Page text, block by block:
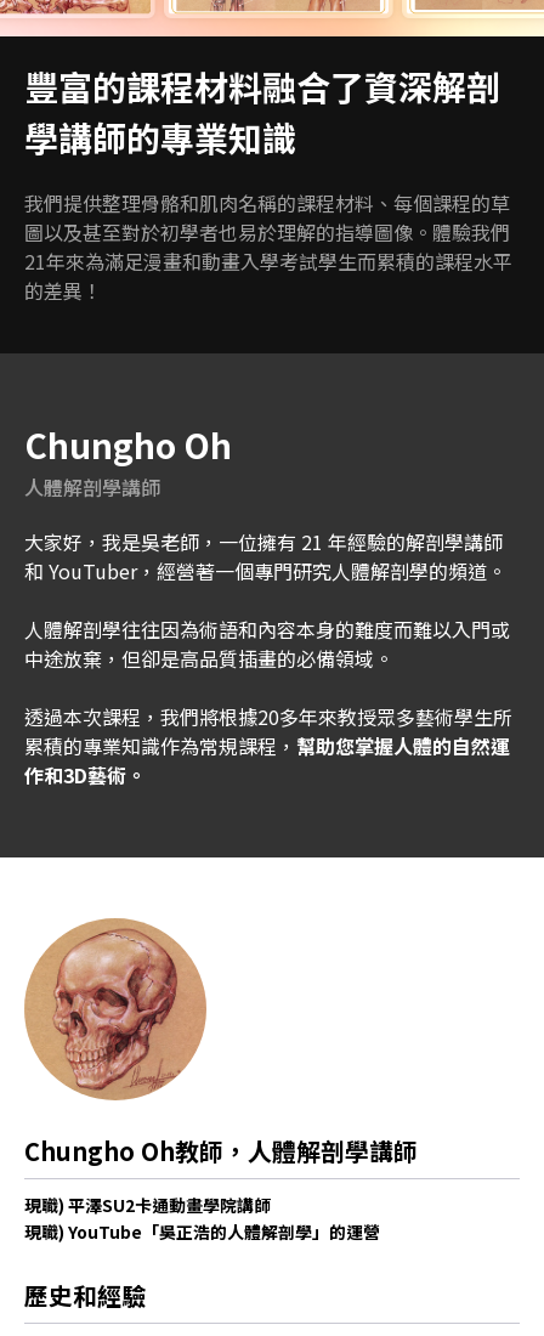
豐富的課程材料融合了資深解剖
學講師的專業知識
我們提供整理骨骼和肌肉名稱的課程材料、每個課程的草
圖以及甚至對於初學者也易於理解的指導圖像。體驗我們
21年來為滿足漫畫和動畫入學考試學生而累積的課程水平
的差異！
人體解剖學講師
Chungho Oh
大家好，我是吳老師，一位擁有 21 年經驗的解剖學講師
和 YouTuber，經營著一個專門研究人體解剖學的頻道。
人體解剖學往往因為術語和內容本身的難度而難以入門或
中途放棄，但卻是高品質插畫的必備領域。
透過本次課程，我們將根據20多年來教授眾多藝術學生所
累積的專業知識作為常規課程， 幫助您掌握人體的自然運
作和3D藝術。
Chungho Oh教師，人體解剖學講師
現職) 平澤SU2卡通動畫學院講師
現職) YouTube「吳正浩的人體解剖學」的運營
歷史和經驗